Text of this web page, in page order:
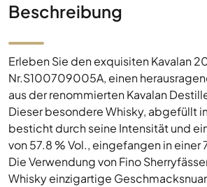
Beschreibung
Erleben Sie den exquisiten Kavalan
Nr.S100709005A, einen
aus der renommierten Kavalan
Dieser besondere Whisky, abgefüllt
besticht durch seine Intensität und
von 57.8 % Vol., eingefangen in
Die Verwendung von Fino
Whisky einzigartige